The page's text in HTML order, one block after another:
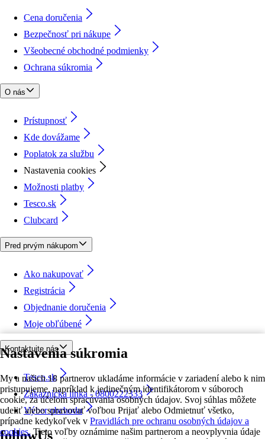
Nastavenia súkromia
My a našich 18 partnerov ukladáme informácie v zariadení alebo k nim
pristupujeme, napríklad k jedinečným identifikátorom v súboroch
cookie, za účelom spracúvania osobných údajov. Svoj súhlas môžete
udeliť alebo spravovať voľbou Prijať alebo Odmietnuť všetko,
prípadne kedykoľvek v Pravidlách pre ochranu osobných údajov a
cookies. Tieto voľby oznámime našim partnerom a neovplyvnia údaje
Cena doručenia
Bezpečnosť pri nákupe
Všeobecné obchodné podmienky
Ochrana súkromia
O nás
Prístupnosť
Kde dovážame
Poplatok za službu
Nastavenia cookies
Možnosti platby
Tesco.sk
Clubcard
Pred prvým nákupom
Ako nakupovať
Registrácia
Objednanie doručenia
Moje obľúbené
Kontaktujte nás
Tesco.sk
Zákaznícka linka - 0800222333
Výber obchodu
followUs